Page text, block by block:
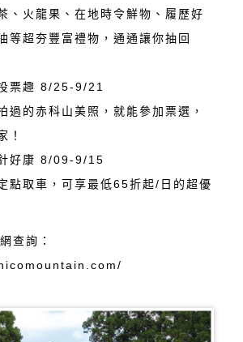
、火龍果、在地時令鮮物、履歷好
等超夯豐富禮物，通通讓你抽回
票趣 8/25-9/21
過的赤科山美照，就能參加票選，
！
好康 8/09-9/15
點取車，可享最低65折起/日的超優
查詢：